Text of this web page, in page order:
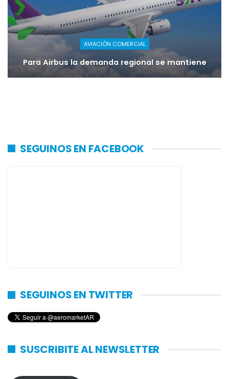
AVIACIÓN COMERCIAL
Para Airbus la demanda regional se mantiene
SEGUINOS EN FACEBOOK
SEGUINOS EN TWITTER
SUSCRIBITE AL NEWSLETTER